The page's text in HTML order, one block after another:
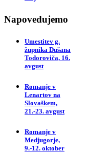
Napovedujemo
Umestitev g.
župnika Dušana
Todoroviča, 16.
avgust
Romanje v
Lenartov na
Slovaškem,
21.-23. avgust
Romanje v
Medjugorje,
9.-12. oktober